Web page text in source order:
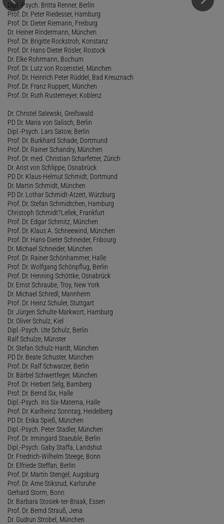
Dipl.-Psych. Britta Renner, Berlin
Prof. Dr. Peter Riedesser, Hamburg
Prof. Dr. Dieter Riemann, Freiburg
Dr. Heiner Rindermann, München
Prof. Dr. Brigitte Rockstroh, Konstanz
Prof. Dr. Hans-Dieter Rösler, Rostock
Dr. Elke Rohrmann, Bochum
Prof. Dr. Lutz von Rosenstiel, München
Prof. Dr. Heinrich Peter Rüddel, Bad Kreuznach
Prof. Dr. Franz Ruppert, München
Prof. Dr. Ruth Rustemeyer, Koblenz
Dr. Christel Salewski, Greifswald
PD Dr. Maria von Salisch, Berlin
Dipl.-Psych. Lars Satow, Berlin
Prof. Dr. Burkhard Schade, Dortmund
Prof. Dr. Rainer Schandry, München
Prof. Dr. med. Christian Scharfetter, Zürich
Dr. Arist von Schlippe, Osnabrück
PD Dr. Klaus-Helmut Schmidt, Dortmund
Dr. Martin Schmidt, München
PD Dr. Lothar Schmidt-Atzert, Würzburg
Prof. Dr. Stefan Schmidtchen, Hamburg
Christoph Schmidt?Lellek, Frankfurt
Prof. Dr. Edgar Schmitz, München
Prof. Dr. Klaus A. Schneewind, München
Prof. Dr. Hans-Dieter Schneider, Fribourg
Dr. Michael Schneider, München
Prof. Dr. Rainer Schönhammer, Halle
Prof. Dr. Wolfgang Schönpflug, Berlin
Prof. Dr. Henning Schöttke, Osnabrück
Dr. Ernst Schraube, Troy, New York
Dr. Michael Schredl, Mannheim
Prof. Dr. Heinz Schuler, Stuttgart
Dr. Jürgen Schulte-Markwort, Hamburg
Dr. Oliver Schulz, Kiel
Dipl.-Psych. Ute Schulz, Berlin
Ralf Schulze, Münster
Dr. Stefan Schulz-Hardt, München
PD Dr. Beate Schuster, München
Prof. Dr. Ralf Schwarzer, Berlin
Dr. Bärbel Schwertfeger, München
Prof. Dr. Herbert Selg, Bamberg
Prof. Dr. Bernd Six, Halle
Dipl.-Psych. Iris Six-Materna, Halle
Prof. Dr. Karlheinz Sonntag, Heidelberg
PD Dr. Erika Spieß, München
Dipl.-Psych. Peter Stadler, München
Prof. Dr. Irmingard Staeuble, Berlin
Dipl.-Psych. Gaby Staffa, Landshut
Dr. Friedrich-Wilhelm Steege, Bonn
Dr. Elfriede Steffan, Berlin
Prof. Dr. Martin Stengel, Augsburg
Prof. Dr. Arne Stiksrud, Karlsruhe
Gerhard Storm, Bonn
Dr. Barbara Stosiek-ter-Braak, Essen
Prof. Dr. Bernd Strauß, Jena
Dr. Gudrun Strobel, München